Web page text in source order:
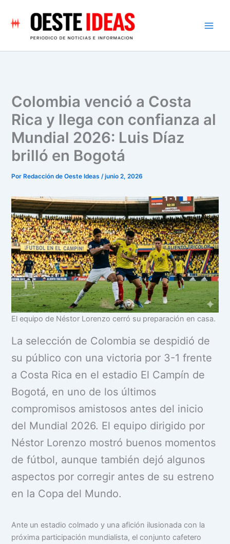
contenido
Colombia venció a Costa
Rica y llega con confianza al
Mundial 2026: Luis Díaz
brilló en Bogotá
Por Redacción de Oeste Ideas/junio 2, 2026
El equipo de Néstor Lorenzo cerró su preparación en casa.
La selección de Colombia se despidió de
su público con una victoria por 3-1 frente
a Costa Rica en el estadio El Campín de
Bogotá, en uno de los últimos
compromisos amistosos antes del inicio
del Mundial 2026. El equipo dirigido por
Néstor Lorenzo mostró buenos momentos
de fútbol, aunque también dejó algunos
aspectos por corregir antes de su estreno
en la Copa del Mundo.
Ante un estadio colmado y una afición ilusionada con la
próxima participación mundialista, el conjunto cafetero